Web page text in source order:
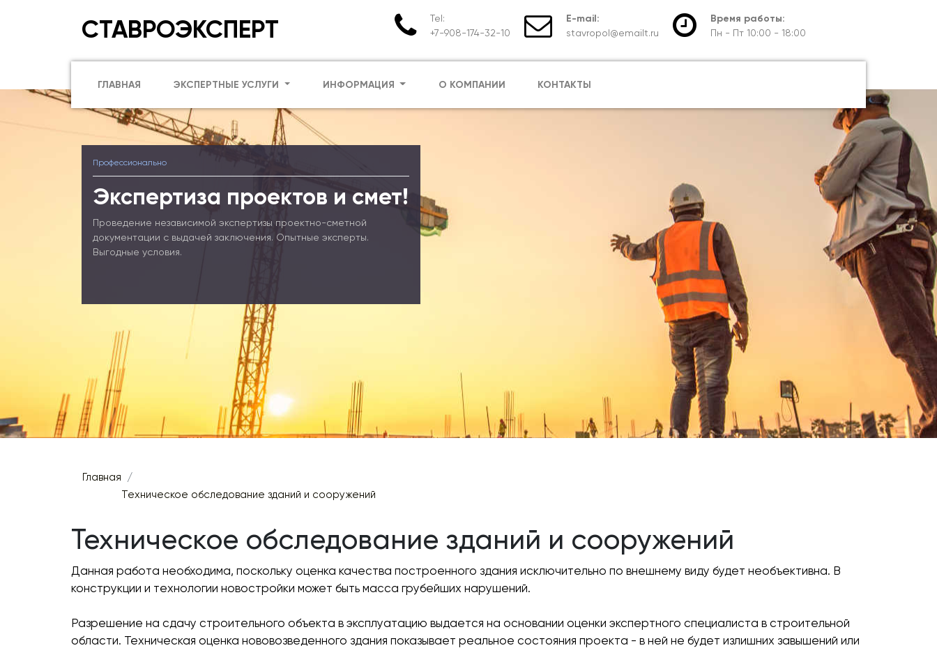
СТАВРОЭКСПЕРТ
Tel:
+7-908-174-32-10
E-mail:
stavropol@emailt.ru
Время работы:
Пн - Пт 10:00 - 18:00
ГЛАВНАЯ ЭКСПЕРТНЫЕ УСЛУГИ ИНФОРМАЦИЯ О КОМПАНИИ КОНТАКТЫ
Профессионально
Экспертиза проектов и смет!
Проведение независимой экспертизы проектно-сметной
документации с выдачей заключения. Опытные эксперты.
Выгодные условия.
Главная
Техническое обследование зданий и сооружений
Техническое обследование зданий и сооружений
Данная работа необходима, поскольку оценка качества построенного здания исключительно по внешнему виду будет необъективна. В
конструкции и технологии новостройки может быть масса грубейших нарушений.
Разрешение на сдачу строительного объекта в эксплуатацию выдается на основании оценки экспертного специалиста в строительной
области. Техническая оценка нововозведенного здания показывает реальное состояния проекта - в ней не будет излишних завышений или